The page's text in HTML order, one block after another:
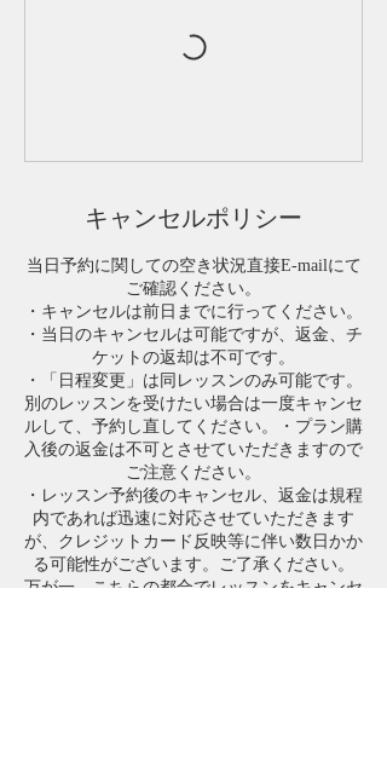
キャンセルポリシー
当日予約に関しての空き状況直接E-mailにて
ご確認ください。
・キャンセルは前日までに行ってください。
・当日のキャンセルは可能ですが、返金、チ
ケットの返却は不可です。
・「日程変更」は同レッスンのみ可能です。
別のレッスンを受けたい場合は一度キャンセ
ルして、予約し直してください。・プラン購
入後の返金は不可とさせていただきますので
ご注意ください。
・レッスン予約後のキャンセル、返金は規程
内であれば迅速に対応させていただきます
が、クレジットカード反映等に伴い数日かか
る可能性がございます。ご了承ください。
万が一、こちらの都合でレッスンをキャンセ